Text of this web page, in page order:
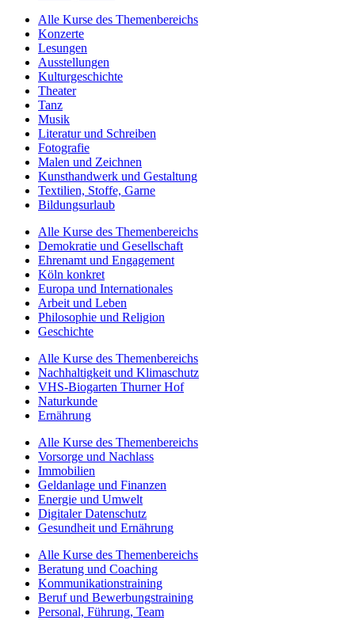
Alle Kurse des Themenbereichs
Konzerte
Lesungen
Ausstellungen
Kulturgeschichte
Theater
Tanz
Musik
Literatur und Schreiben
Fotografie
Malen und Zeichnen
Kunsthandwerk und Gestaltung
Textilien, Stoffe, Garne
Bildungsurlaub
Alle Kurse des Themenbereichs
Demokratie und Gesellschaft
Ehrenamt und Engagement
Köln konkret
Europa und Internationales
Arbeit und Leben
Philosophie und Religion
Geschichte
Alle Kurse des Themenbereichs
Nachhaltigkeit und Klimaschutz
VHS-Biogarten Thurner Hof
Naturkunde
Ernährung
Alle Kurse des Themenbereichs
Vorsorge und Nachlass
Immobilien
Geldanlage und Finanzen
Energie und Umwelt
Digitaler Datenschutz
Gesundheit und Ernährung
Alle Kurse des Themenbereichs
Beratung und Coaching
Kommunikationstraining
Beruf und Bewerbungstraining
Personal, Führung, Team